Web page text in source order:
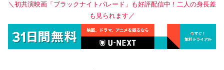
＼初共演映画「ブラックナイトパレード」も好評配信中！二人の身長差
も見られます／